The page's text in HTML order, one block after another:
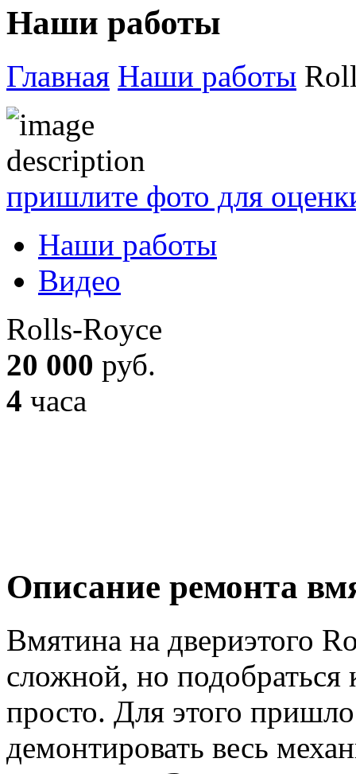
Наши работы
Главная Наши работы
пришлите фото для
Наши работы
Видео
Rolls-Royce
20 000 руб.
4 часа
Описание ремонта
Вмятина на двериэтого
сложной, но подобраться
просто. Для этого
демонтировать весь